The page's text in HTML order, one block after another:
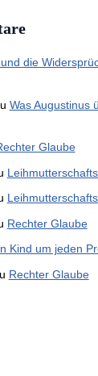
die
Was Augustinus
Glaube
Rechter Glaube
Kind um jeden
Rechter Glaube